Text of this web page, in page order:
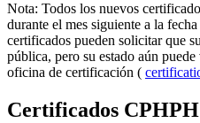
Nota: Todos los nuevos
durante el mes siguiente a la
certificados pueden solicitar que
pública, pero su estado aún
oficina de certificación (
Certificados CPHPH